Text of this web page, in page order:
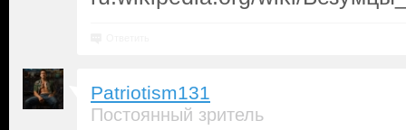
Patriotism131
Постоянный зритель